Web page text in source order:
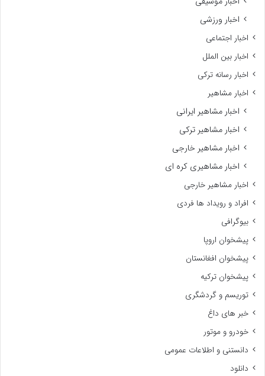
اخبار ورزشی
اخبار اجتماعی
اخبار بین الملل
اخبار رسانه ترکی
اخبار مشاهیر
اخبار مشاهیر ایرانی
اخبار مشاهیر ترکی
اخبار مشاهیر خارجی
اخبار مشاهیری کره ای
اخبار مشاهیر خارجی
افراد و رویداد ها فردی
بیوگرافی
پیشخوان اروپا
پیشخوان افغانستان
پیشخوان ترکیه
توریسم و گردشگری
خبر های داغ
خودرو و موتور
دانستنی و اطلاعات عمومی
دانلود